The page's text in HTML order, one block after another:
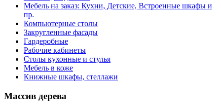
Мебель на заказ: Кухни, Детские, Встроенные шкафы и
пр.
Компьютерные столы
Закругленные фасады
Гардеробные
Рабочие кабинеты
Столы кухонные и стулья
Мебель в коже
Книжные шкафы, стеллажи
Массив дерева